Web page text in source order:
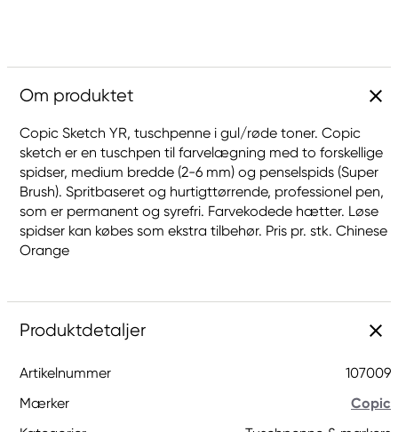
Om produktet
Copic Sketch YR, tuschpenne i gul/røde toner. Copic
sketch er en tuschpen til farvelægning med to forskellige
spidser, medium bredde (2-6 mm) og penselspids (Super
Brush). Spritbaseret og hurtigttørrende, professionel pen,
som er permanent og syrefri. Farvekodede hætter. Løse
spidser kan købes som ekstra tilbehør. Pris pr. stk. Chinese
Orange
Produktdetaljer
Artikelnummer
107009
Mærker
Copic